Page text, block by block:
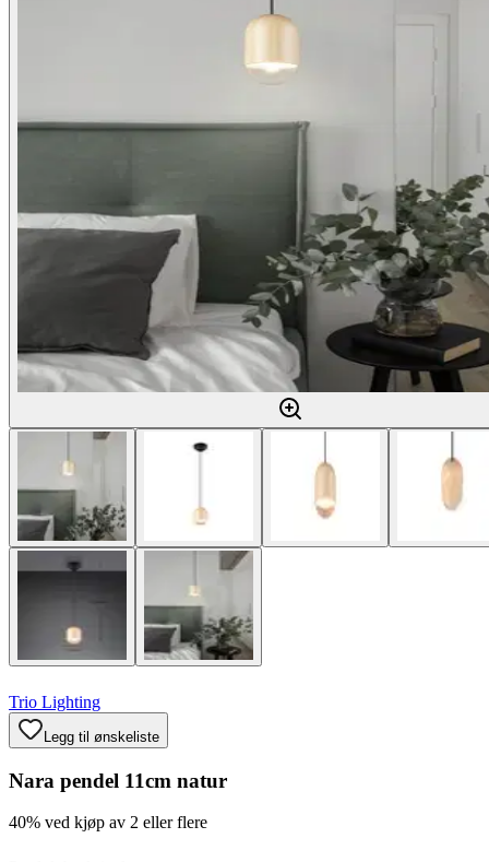
Trio Lighting
Legg til ønskeliste
Nara pendel 11cm natur
40% ved kjøp av 2 eller flere